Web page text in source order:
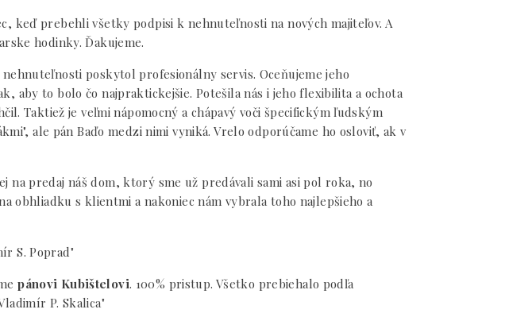
keď prebehli všetky podpisi k nehnuteľnosti na nových majiteľov. A
hodinky. Ďakujeme.
poskytol profesionálny servis. Oceňujeme jeho
to bolo čo najpraktickejšie. Potešila nás i jeho flexibilita a ochota
Taktiež je veľmi nápomocný a chápavý voči špecifickým ľudským
ale pán Baďo medzi nimi vyniká. Vrelo odporúčame ho osloviť, ak v
na predaj náš dom, ktorý sme už predávali sami asi pol roka, no
obhliadku s klientmi a nakoniec nám vybrala toho najlepšieho a
S. Poprad"
pánovi Kubištelovi. 100% pristup. Všetko prebiehalo podľa
P. Skalica"